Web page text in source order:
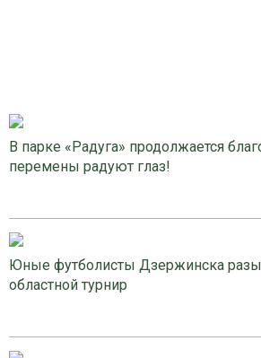
В парке «Радуга» продолжается
перемены радуют глаз!
Юные футболисты Дзержинска
областной турнир